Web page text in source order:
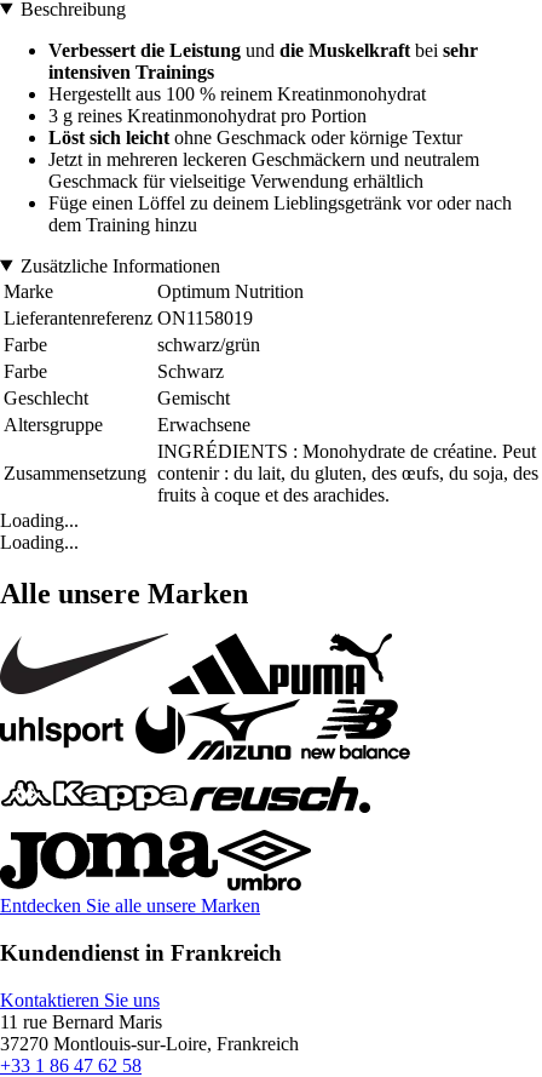
Beschreibung
Verbessert die Leistung und die Muskelkraft bei sehr
intensiven Trainings
Hergestellt aus 100 % reinem Kreatinmonohydrat
3 g reines Kreatinmonohydrat pro Portion
Löst sich leicht ohne Geschmack oder körnige Textur
Jetzt in mehreren leckeren Geschmäckern und neutralem
Geschmack für vielseitige Verwendung erhältlich
Füge einen Löffel zu deinem Lieblingsgetränk vor oder nach
dem Training hinzu
Zusätzliche Informationen
Marke
Optimum Nutrition
Lieferantenreferenz ON1158019
Farbe
schwarz/grün
Farbe
Schwarz
Geschlecht
Gemischt
Altersgruppe
Erwachsene
Zusammensetzung
INGRÉDIENTS : Monohydrate de créatine. Peut
contenir : du lait, du gluten, des œufs, du soja, des
fruits à coque et des arachides.
Loading...
Loading...
Alle unsere Marken
Entdecken Sie alle unsere Marken
Kundendienst in Frankreich
Kontaktieren Sie uns
11 rue Bernard Maris
37270 Montlouis-sur-Loire, Frankreich
+33 1 86 47 62 58